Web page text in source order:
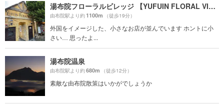
湯布院フローラルビレッジ 【YUFUIN FLORAL VILLAGE】
由布院駅より約1100m （徒歩19分）
外国をイメージした、小さなお店が並んでいます ホントに小
さい… 思ったよ...
湯布院温泉
由布院駅より約680m （徒歩12分）
素敵な由布院散策はいかがでしょうか